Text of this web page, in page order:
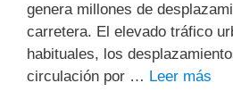
genera millones de
carretera. El elevado tráfico
habituales, los
circulación por … Leer más